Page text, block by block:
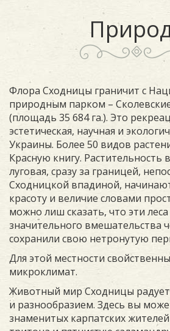
Флора Сходницы граничит с
природным парком –
(площадь 35 684 га.). Это
эстетическая, научная и
Украины. Более 50 видов
Красную книгу. Растительность
луговая, сразу за границей,
Сходницкой впадиной,
красоту и величие словами
можно лиш сказать, что эти
значительного вмешательства
сохранили свою нетронутую
Для этой местности
микроклимат.
Животный мир Сходницы
и разнообразием. Здесь вы
знаменитых карпатских